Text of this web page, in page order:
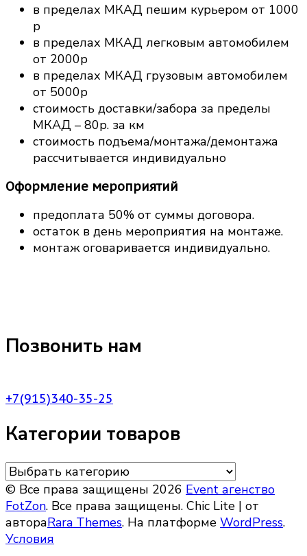
в пределах МКАД пешим курьером от 1000
р
в пределах МКАД легковым автомобилем
от 2000р
в пределах МКАД грузовым автомобилем
от 5000р
стоимость доставки/забора за пределы
МКАД – 80р. за км
стоимость подъема/монтажа/демонтажа
рассчитывается индивидуально
Оформление мероприятий
предоплата 50% от суммы договора.
остаток в день мероприятия на монтаже.
монтаж оговаривается индивидуально.
Позвонить нам
+7(915)340-35-25
Категории товаров
© Все права защищены 2026 Event агенство
FotZon. Все права защищены. Chic Lite | от
автораRara Themes. На платформе WordPress.
Условия